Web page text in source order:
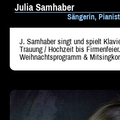
Julia Samhaber
Sängerin,
J. Samhaber singt und spielt
Trauung / Hochzeit bis
Weihnachtsprogramm &